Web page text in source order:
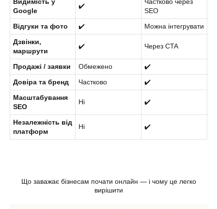
Google
✔️
SEO
Відгуки та фото
✔️
Можна інтегрувати
Дзвінки,
маршрути
✔️ Через CTA
Продажі / заявки Обмежено
✔️
Довіра та бренд
Частково
✔️
Масштабування
SEO
Ні ✔️
Незалежність від
платформ
Ні ✔️
Що заважає бізнесам почати онлайн — і чому це легко
вирішити